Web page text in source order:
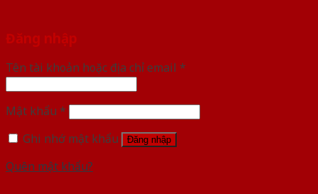
Đăng nhập
Tên tài khoản hoặc địa chỉ email *
Mật khẩu *
Ghi nhớ mật khẩu
Đăng nhập
Quên mật khẩu?